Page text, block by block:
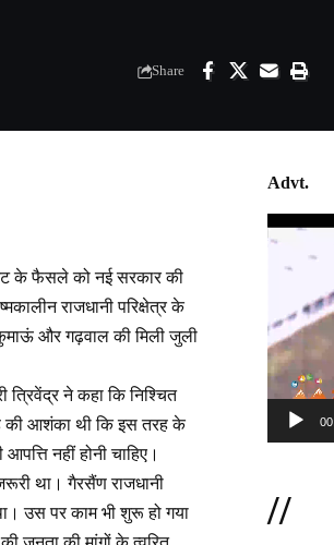
Share
के फैसले को नई सरकार की
राजधानी परिक्षेत्र के
और गढ़वाल की मिली जुली
त्रिवेंद्र ने कहा कि निश्चित
की आशंका थी कि इस तरह के
नहीं होनी चाहिए।
था। गैरसैंण राजधानी
उस पर काम भी शुरू हो गया
Advt.
Video
//